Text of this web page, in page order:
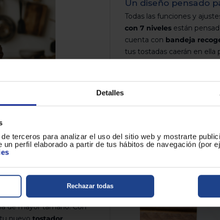
Detalles
terceros para analizar el uso del sitio web y mostrarte
un perfil elaborado a partir de tus hábitos de navegación (por
Rechazar todas
1 ranura con
con
clásicos de dos
te cabrán perfectamente
de mayor tamaño. Con
Un diseño pensado
Todas las funciones y
con 7 niveles están
cuenta con bandeja
tus tostadas caerán en ella
podrás